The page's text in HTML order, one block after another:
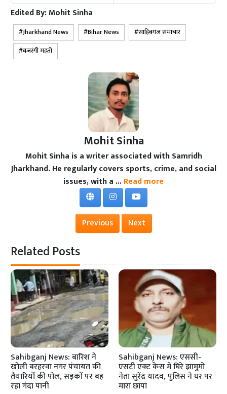
Edited By:Mohit Sinha
Jharkhand News Bihar News
साहिबगंज समाचार
बजरंगी महतो
Mohit Sinha
Mohit Sinha is a writer associated with Samridh
Jharkhand. He regularly covers sports, crime, and social
issues, with a ...Read more
Previous Next
Related Posts
Sahibganj News: बारिश ने
खोली बरहरवा नगर पंचायत की
तैयारियों की पोल, सड़कों पर बह
रहा गंदा पानी
Sahibganj News: एससी-
एसटी एक्ट केस में घिरे झामुमो
नेता सुरेंद्र यादव, पुलिस ने घर पर
मारा छापा